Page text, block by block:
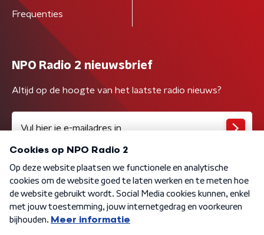
Frequenties
NPO Radio 2 nieuwsbrief
Altijd op de hoogte van het laatste radio nieuws?
Algemene voorwaarden